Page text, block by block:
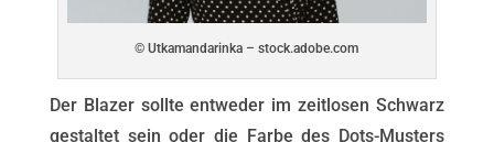
© Utkamandarinka – stock.adobe.com
Der Blazer sollte entweder im zeitlosen Schwarz
gestaltet sein oder die Farbe des Dots-Musters